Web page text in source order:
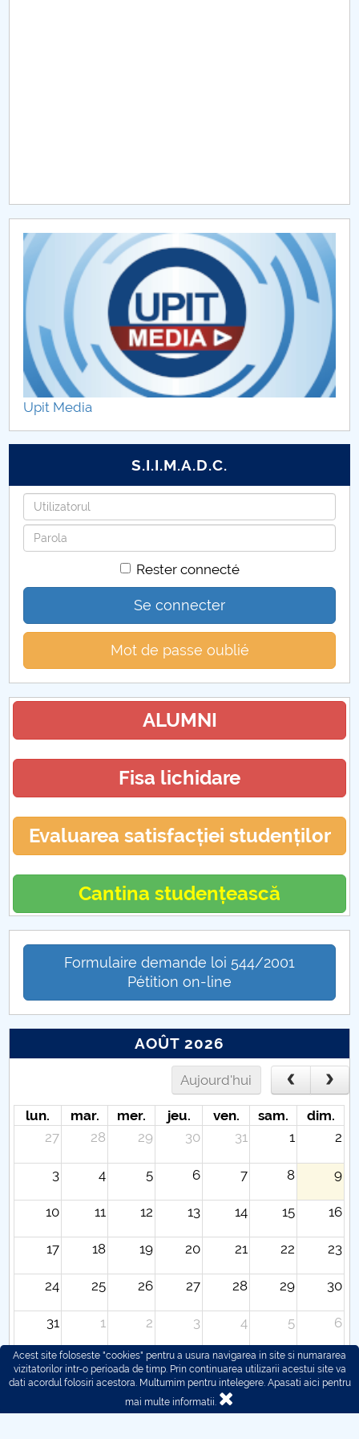
CAR2026
MENIU CANTINA
CCMSPS
Electromet
Upit Media
S.I.I.M.A.D.C.
Identifiant
Mot
de
Rester connecté
Se connecter
Mot de passe oublié
ALUMNI
Fisa lichidare
Evaluarea satisfacției studenților
Cantina studențească
Formulaire demande loi 544/2001
Pétition on-line
AOÛT 2026
Aujourd'hui
lun. mar. mer. jeu. ven. sam.
dim.
27
28 29 30 31 1 2
3 4 5 6 7 8 9
10 11 12 13 14 15 16
17 18 19 20 21 22 23
24 25 26 27 28 29 30
31 1 2 3 4 5 6
Acest site foloseste "cookies" pentru a usura navigarea in site si numararea
vizitatorilor intr-o perioada de timp. Prin continuarea utilizarii acestui site va
dati acordul folosiri acestora. Multumim pentru intelegere. Apasati aici pentru
mai multe informatii.